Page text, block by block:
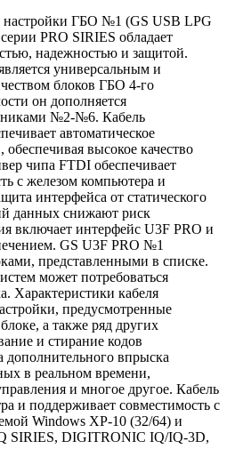
настройки ГБО №1 (GS USB LPG
PRO SIRIES обладает
надежностью и защитой.
универсальным и
блоков ГБО 4-го
он дополняется
№2-№6. Кабель
автоматическое
высокое качество
чипа FTDI обеспечивает
с железом компьютера и
интерфейса от статического
данных снижают риск
включает интерфейс U3F PRO и
GS U3F PRO №1
представленными в списке.
может потребоваться
Характеристики кабеля
предусмотренные
а также ряд других
и стирание кодов
дополнительного впрыска
в реальном времени,
и многое другое. Кабель
и поддерживает совместимость с
Windows XP-10 (32/64) и
SIRIES, DIGITRONIC IQ/IQ-3D,